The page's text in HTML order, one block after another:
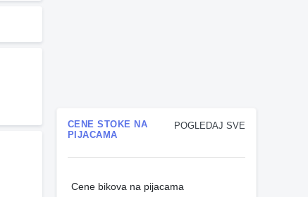
POGLEDAJ SVE
CENE STOKE NA
PIJACAMA
Cene bikova na pijacama